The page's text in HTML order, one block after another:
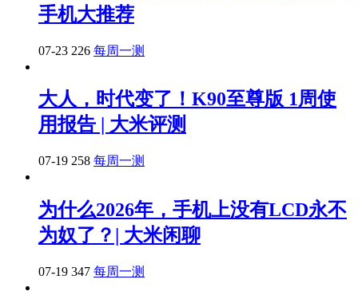
手机大推荐
07-23 226 每周一测
大人，时代变了！K90至尊版 1周使
用报告 | 大米评测
07-19 258 每周一测
为什么2026年，手机上没有LCD永不
为奴了？| 大米闲聊
07-19 347 每周一测